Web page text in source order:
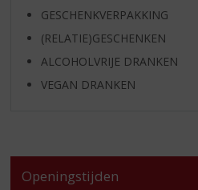
GESCHENKVERPAKKING
(RELATIE)GESCHENKEN
ALCOHOLVRIJE DRANKEN
VEGAN DRANKEN
Openingstijden